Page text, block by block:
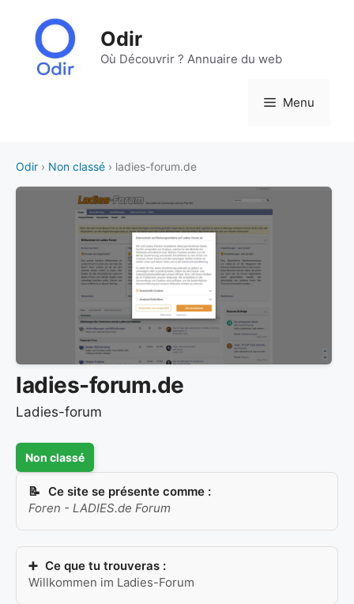
contenu
Odir
Où Découvrir ? Annuaire du web
Menu
Odir › Non classé › ladies-forum.de
ladies-forum.de
Ladies-forum
Non classé
Ce site se présente comme :
Foren - LADIES.de Forum
Ce que tu trouveras :
Willkommen im Ladies-Forum